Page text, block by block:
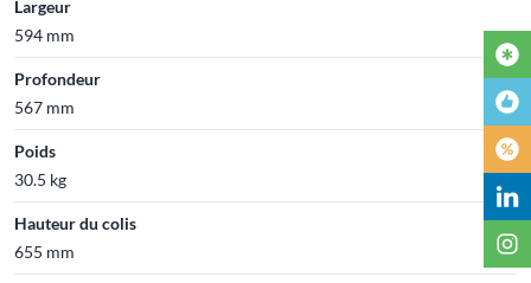
Largeur
594 mm
Profondeur
567 mm
Poids
30.5 kg
Hauteur du colis
655 mm